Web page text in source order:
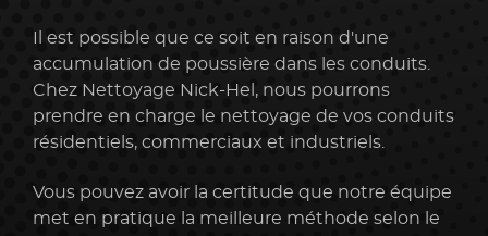
Il est possible que ce soit en raison d'une
accumulation de poussière dans les conduits.
Chez Nettoyage Nick-Hel, nous pourrons
prendre en charge le nettoyage de vos conduits
résidentiels, commerciaux et industriels.
Vous pouvez avoir la certitude que notre équipe
met en pratique la meilleure méthode selon le